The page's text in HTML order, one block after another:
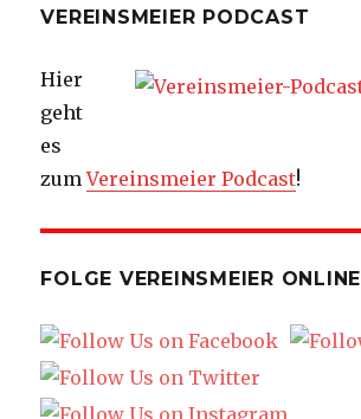
VEREINSMEIER PODCAST
Hier
geht
es
zumVereinsmeier Podcast!
FOLGE VEREINSMEIER ONLINE